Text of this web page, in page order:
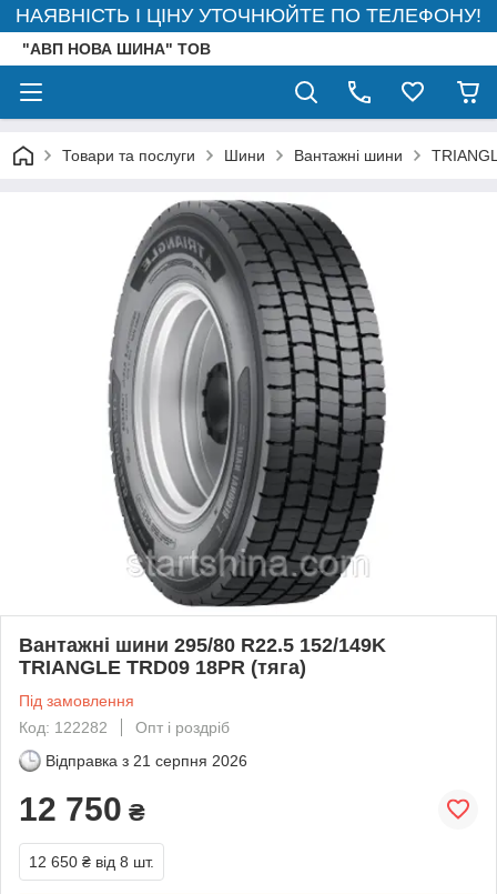
НАЯВНІСТЬ І ЦІНУ УТОЧНЮЙТЕ ПО ТЕЛЕФОНУ!
"АВП НОВА ШИНА" ТОВ
Товари та послуги Шини Вантажні шини
Вантажні шини 295/80 R22.5 152/149K
TRIANGLE TRD09 18PR (тяга)
Під замовлення
Код: 122282
Опт і роздріб
Відправка з 21 серпня 2026
12 750 ₴
12 650 ₴ від 8 шт.